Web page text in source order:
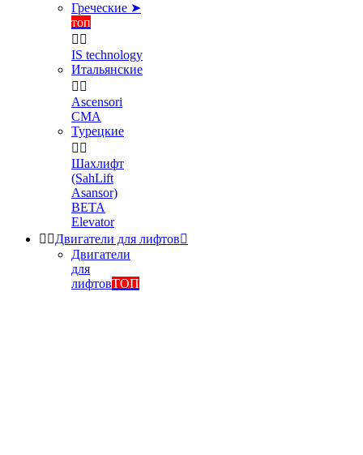
Греческие ➤
топ
 
IS technology
Итальянские
 
Ascensori
CMA
Турецкие
 
Шахлифт
(SahLift
Asansor)
BETA
Elevator
 Двигатели для лифтов
Двигатели
для
лифтовТОП